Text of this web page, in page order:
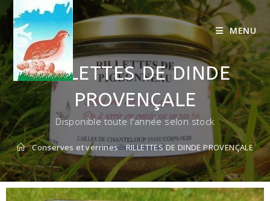
MENU
RILLETTES DE DINDE
PROVENÇALE
Disponible toute l'année selon stock
Conserves et verrines RILLETTES DE DINDE PROVENÇALE